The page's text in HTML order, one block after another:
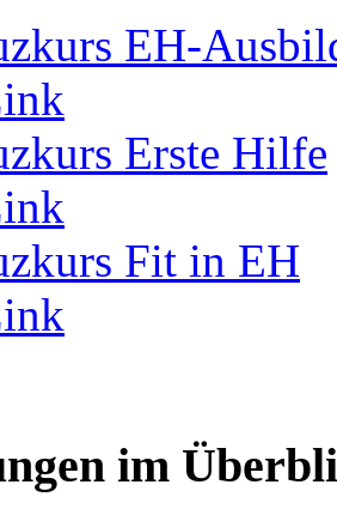
EH-
Erste Hilfe
Fit in EH
im